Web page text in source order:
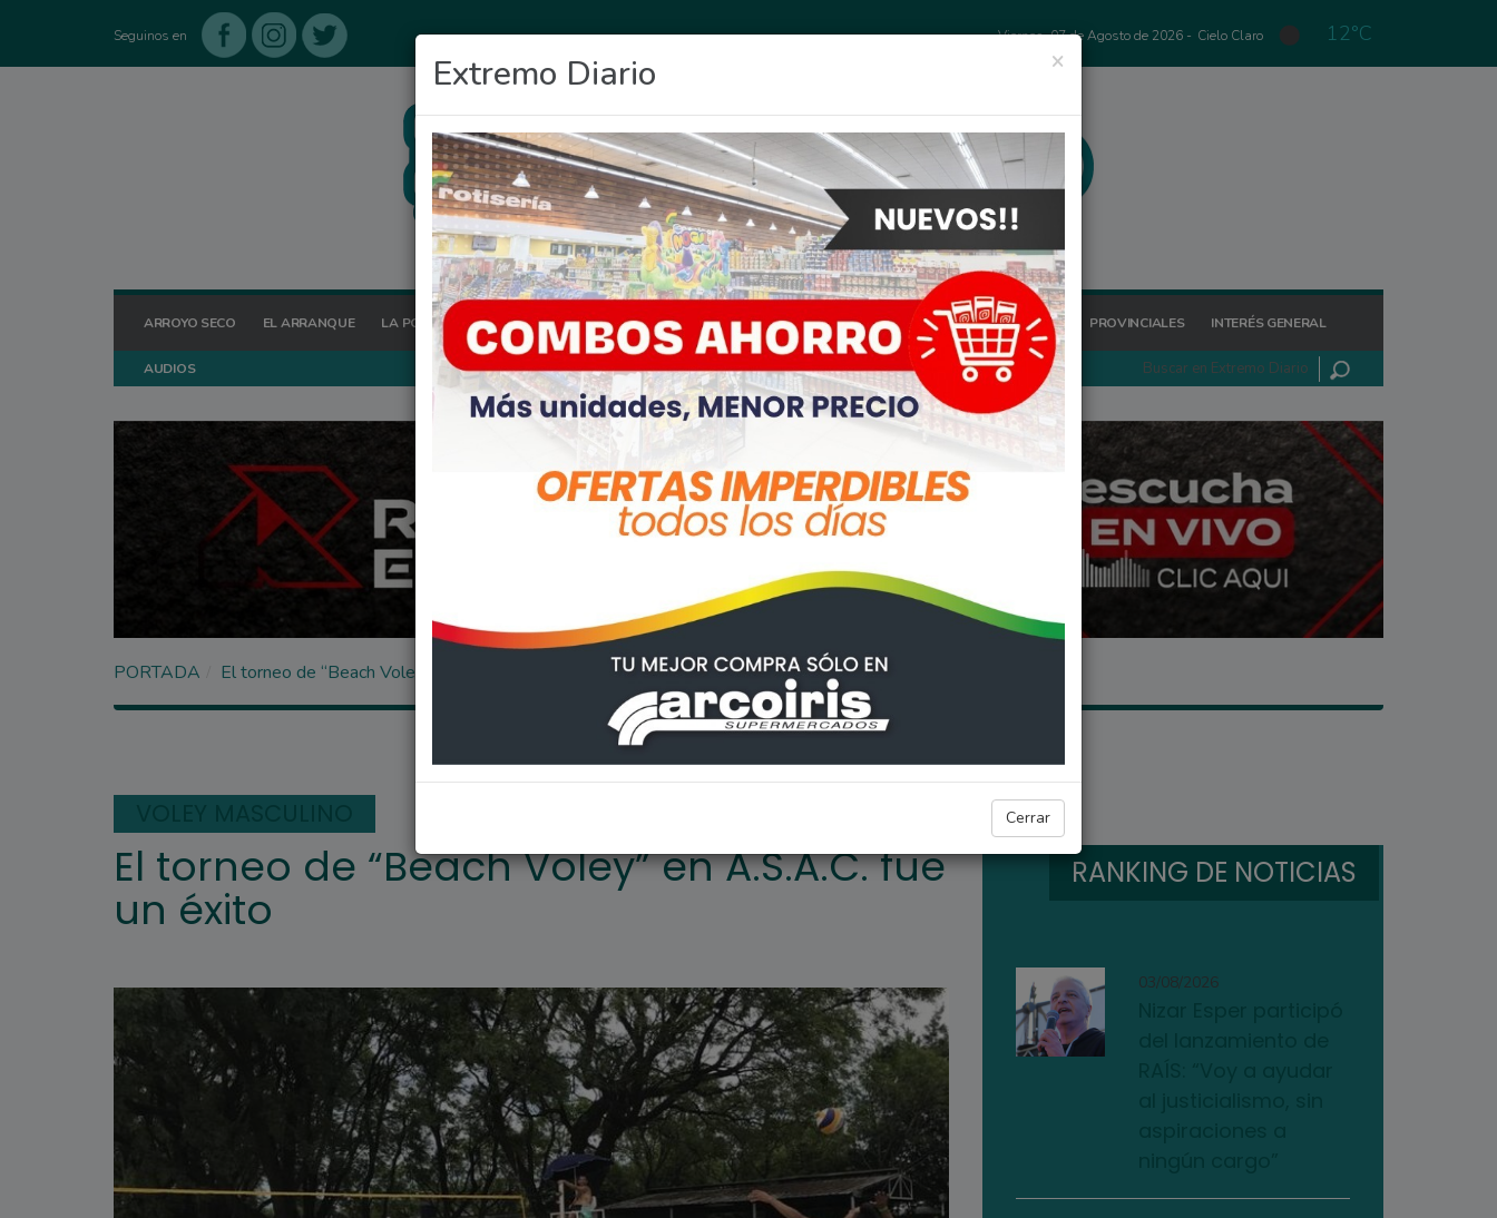
Seguinos en Viernes, 07 de Agosto de 2026 - Cielo Claro 12°C
ARROYO SECO EL ARRANQUE LA POSTA HOY OCIO DEPORTES FIGHIERA GENERAL LAGOS POLICIALES REGIONALES PROVINCIALES INTERÉS GENERAL
AUDIOS
×
Extremo Diario
Cerrar
PORTADA El torneo de “Beach Voley” en A.S.A.C. fue un éxito
DEPORTES
El torneo de “Beach Voley” en A.S.A.C. fue
un éxito
RANKING DE NOTICIAS
03/08/2026